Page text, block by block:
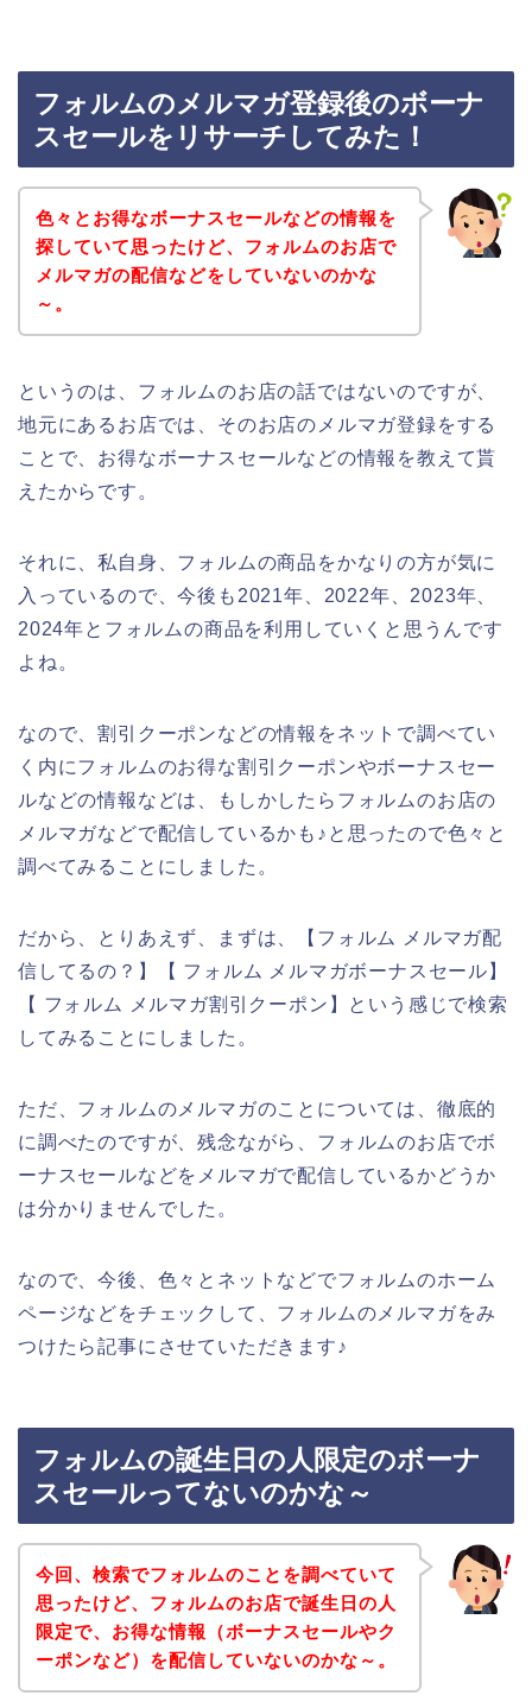
フォルムのメルマガ登録後のボーナ
スセールをリサーチしてみた！
色々とお得なボーナスセールなどの情報を
探していて思ったけど、フォルムのお店で
メルマガの配信などをしていないのかな
～。
というのは、フォルムのお店の話ではないのですが、
地元にあるお店では、そのお店のメルマガ登録をする
ことで、お得なボーナスセールなどの情報を教えて貰
えたからです。
それに、私自身、フォルムの商品をかなりの方が気に
入っているので、今後も2021年、2022年、2023年、
2024年とフォルムの商品を利用していくと思うんです
よね。
なので、割引クーポンなどの情報をネットで調べてい
く内にフォルムのお得な割引クーポンやボーナスセー
ルなどの情報などは、もしかしたらフォルムのお店の
メルマガなどで配信しているかも♪と思ったので色々と
調べてみることにしました。
だから、とりあえず、まずは、【フォルム メルマガ配
信してるの？】【 フォルム メルマガボーナスセール】
【 フォルム メルマガ割引クーポン】という感じで検索
してみることにしました。
ただ、フォルムのメルマガのことについては、徹底的
に調べたのですが、残念ながら、フォルムのお店でボ
ーナスセールなどをメルマガで配信しているかどうか
は分かりませんでした。
なので、今後、色々とネットなどでフォルムのホーム
ページなどをチェックして、フォルムのメルマガをみ
つけたら記事にさせていただきます♪
フォルムの誕生日の人限定のボーナ
スセールってないのかな～
今回、検索でフォルムのことを調べていて
思ったけど、フォルムのお店で誕生日の人
限定で、お得な情報（ボーナスセールやク
ーポンなど）を配信していないのかな～。